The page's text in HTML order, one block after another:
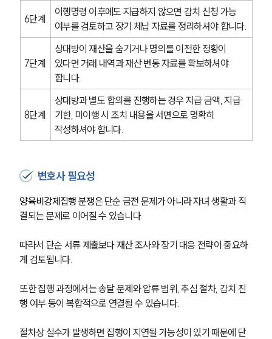
6단계
이행명령 이후에도 지급하지 않으면 감치 신청 가능
여부를 검토하고 장기 체납 자료를 정리하셔야 합니다.
7단계
상대방이 재산을 숨기거나 명의를 이전한 정황이
있다면 거래 내역과 재산 변동 자료를 확보하셔야
합니다.
8단계
상대방과 별도 합의를 진행하는 경우 지급 금액, 지급
기한, 미이행 시 조치 내용을 서면으로 명확히
작성하셔야 합니다.
변호사 필요성
양육비강제집행 분쟁은 단순 금전 문제가 아니라 자녀 생활과 직
결되는 문제로 이어질 수 있습니다.
따라서 단순 서류 제출보다 재산 조사와 장기 대응 전략이 중요하
게 검토됩니다.
또한 집행 과정에서는 송달 문제와 압류 범위, 추심 절차, 감치 진
행 여부 등이 복합적으로 연결될 수 있습니다.
절차상 실수가 발생하면 집행이 지연될 가능성이 있기 때문에 단